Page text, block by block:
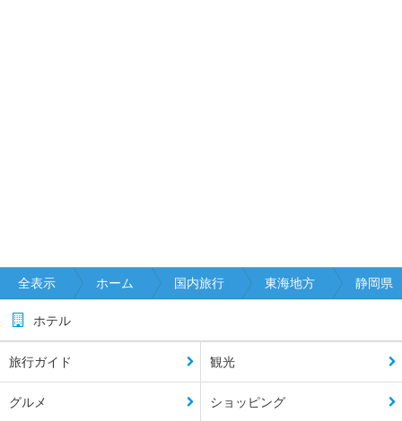
全表示 ホーム 国内旅行 東海地方 静岡県
ホテル
旅行ガイド 観光
グルメ ショッピング